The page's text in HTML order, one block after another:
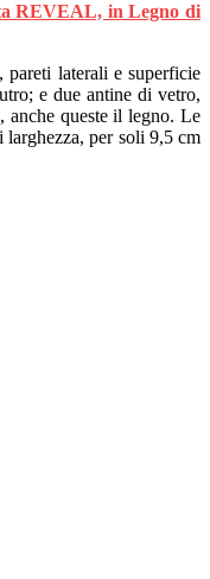
REVEAL, in Legno di
pareti laterali e superficie
e due antine di vetro,
anche queste il legno. Le
larghezza, per soli 9,5 cm